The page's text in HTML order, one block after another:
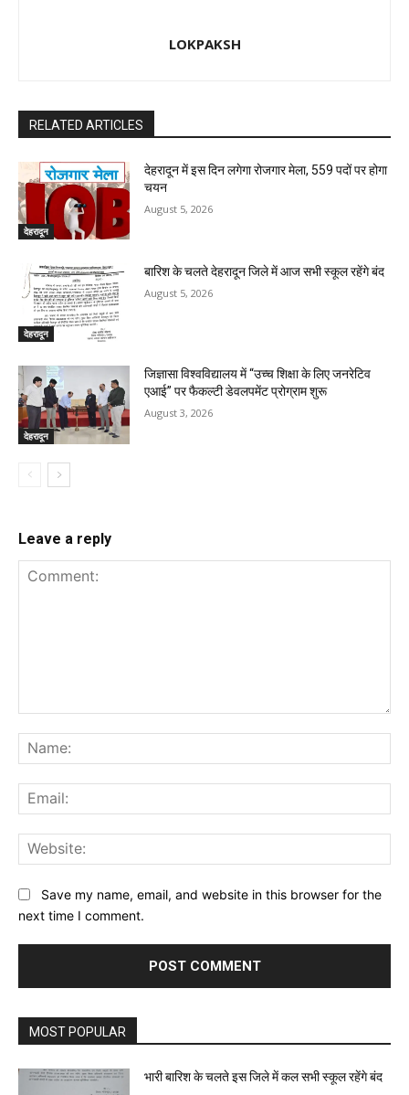
LOKPAKSH
RELATED ARTICLES
देहरादून
देहरादून में इस दिन लगेगा रोजगार मेला, 559 पदों पर होगा
चयन
August 5, 2026
देहरादून
बारिश के चलते देहरादून जिले में आज सभी स्कूल रहेंगे बंद
August 5, 2026
देहरादून
जिज्ञासा विश्वविद्यालय में “उच्च शिक्षा के लिए जनरेटिव
एआई” पर फैकल्टी डेवलपमेंट प्रोग्राम शुरू
August 3, 2026
Leave a reply
Save my name, email, and website in this browser for the
next time I comment.
MOST POPULAR
भारी बारिश के चलते इस जिले में कल सभी स्कूल रहेंगे बंद